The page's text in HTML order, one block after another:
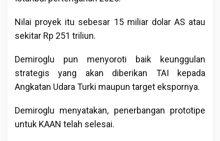
Nilai proyek itu sebesar 15 miliar dolar AS atau
sekitar Rp 251 triliun.
Demiroglu pun menyoroti baik keunggulan
strategis yang akan diberikan TAI kepada
Angkatan Udara Turki maupun target ekspornya.
Demiroglu menyatakan, penerbangan prototipe
untuk KAAN telah selesai.